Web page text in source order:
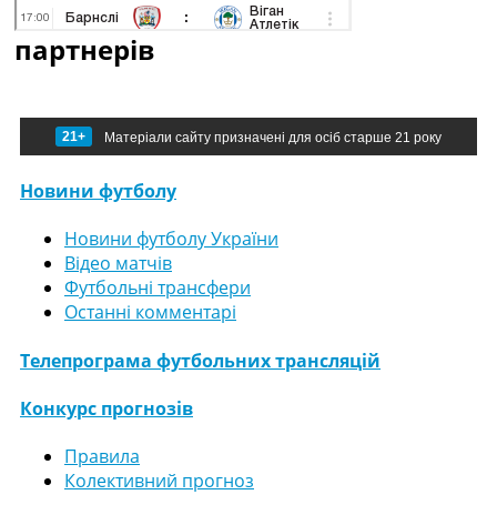
партнерів
21+ Матеріали сайту призначені для осіб старше 21 року
Новини футболу
Новини футболу України
Відео матчів
Футбольні трансфери
Останні комментарі
Телепрограма футбольних трансляцій
Конкурс прогнозів
Правила
Колективний прогноз